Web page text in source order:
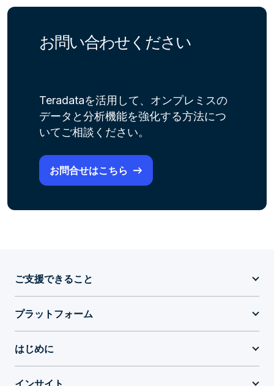
お問い合わせください
Teradataを活用して、オンプレミスの
データと分析機能を強化する方法につ
いてご相談ください。
お問合せはこちら
ご支援できること
プラットフォーム
はじめに
インサイト